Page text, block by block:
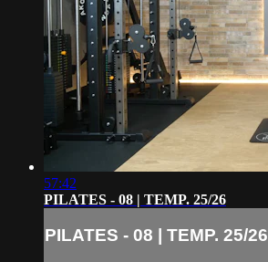
57:42
PILATES - 08 | TEMP. 25/26
PILATES - 08 | TEMP. 25/26